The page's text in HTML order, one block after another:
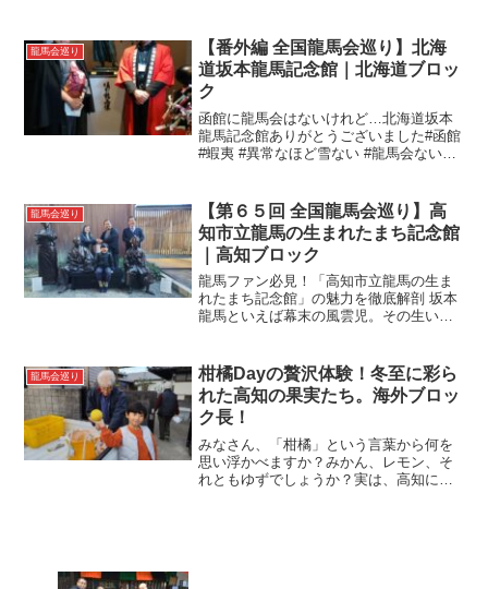
ます！ありがとうございます！#変人ポー
#息子は #武者修...
龍馬会巡り
【番外編 全国龍馬会巡り】北海
道坂本龍馬記念館｜北海道ブロッ
ク
函館に龍馬会はないけれど…北海道坂本
龍馬記念館ありがとうございました#函館
#蝦夷 #異常なほど雪ない #龍馬会ないけ
龍馬像 #郷中教育 #本質は危機管理...
龍馬会巡り
【第６５回 全国龍馬会巡り】高
知市立龍馬の生まれたまち記念館
｜高知ブロック
龍馬ファン必見！「高知市立龍馬の生ま
れたまち記念館」の魅力を徹底解剖 坂本
龍馬といえば幕末の風雲児。その生い立
この記念館は、ただの歴史展示ではあり
ません。「生まれたまち...
龍馬会巡り
柑橘Dayの贅沢体験！冬至に彩ら
れた高知の果実たち。海外ブロッ
ク長！
みなさん、「柑橘」という言葉から何を
思い浮かべますか？みかん、レモン、そ
れともゆずでしょうか？実は、高知には